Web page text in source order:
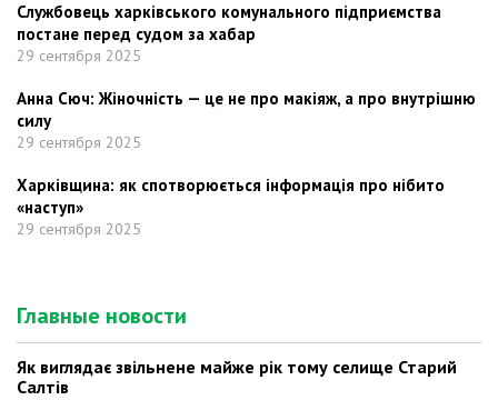
Службовець харківського комунального підприємства
постане перед судом за хабар
29 сентября 2025
Анна Сюч: Жіночність — це не про макіяж, а про внутрішню
силу
29 сентября 2025
Харківщина: як спотворюється інформація про нібито
«наступ»
29 сентября 2025
Главные новости
Як виглядає звільнене майже рік тому селище Старий
Салтів